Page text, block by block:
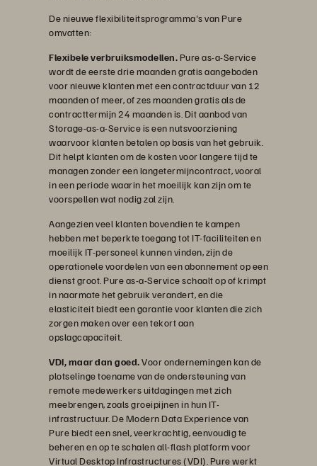
De nieuwe flexibiliteitsprogramma's van Pure
omvatten:
Flexibele verbruiksmodellen. Pure as-a-Service
wordt de eerste drie maanden gratis aangeboden
voor nieuwe klanten met een contractduur van 12
maanden of meer, of zes maanden gratis als de
contracttermijn 24 maanden is. Dit aanbod van
Storage-as-a-Service is een nutsvoorziening
waarvoor klanten betalen op basis van het gebruik.
Dit helpt klanten om de kosten voor langere tijd te
managen zonder een langetermijncontract, vooral
in een periode waarin het moeilijk kan zijn om te
voorspellen wat nodig zal zijn.
Aangezien veel klanten bovendien te kampen
hebben met beperkte toegang tot IT-faciliteiten en
moeilijk IT-personeel kunnen vinden, zijn de
operationele voordelen van een abonnement op een
dienst groot. Pure as-a-Service schaalt op of krimpt
in naarmate het gebruik verandert, en die
elasticiteit biedt een garantie voor klanten die zich
zorgen maken over een tekort aan
opslagcapaciteit.
VDI, maar dan goed.Voor ondernemingen kan de
plotselinge toename van de ondersteuning van
remote medewerkers uitdagingen met zich
meebrengen, zoals groeipijnen in hun IT-
infrastructuur. De Modern Data Experience van
Pure biedt een snel, veerkrachtig, eenvoudig te
beheren en op te schalen all-flash platform voor
Virtual Desktop Infrastructures (VDI). Pure werkt